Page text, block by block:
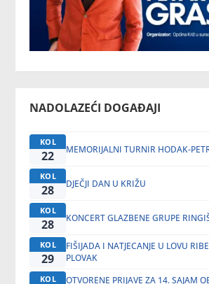
NADOLAZEĆI DOGAĐAJI
KOL
22 MEMORIJALNI TURNIR HODAK-
KOL
28 DJEČJI DAN U KRIŽU
KOL
28 KONCERT GLAZBENE GRUPE
KOL
29
FIŠIJADA I NATJECANJE U LOVU
PLOVAK
KOL OTVORENE PRIJAVE ZA 14. SAJAM